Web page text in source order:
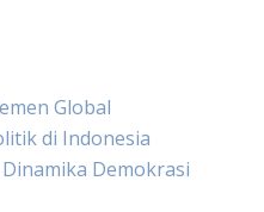
Global
di Indonesia
Demokrasi